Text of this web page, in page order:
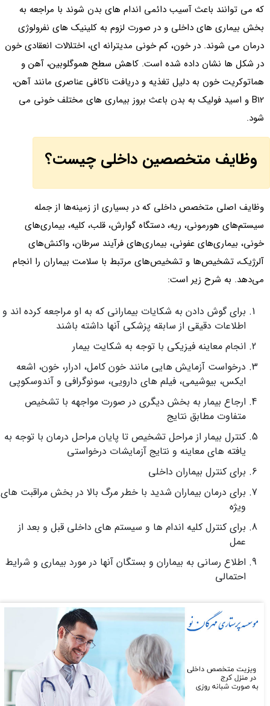
که می توانند باعث آسیب دائمی اندام های بدن شوند با مراجعه به
بخش بیماری های داخلی و در صورت لزوم به کلینیک های نفرولوژی
درمان می شوند. در خون، کم خونی مدیترانه ای، اختلالات انعقادی خون
در شکل ها نشان داده شده است. کاهش سطح هموگلوبین، آهن و
هماتوکریت خون به دلیل تغذیه و دریافت ناکافی عناصری مانند آهن،
B12 و اسید فولیک به بدن باعث بروز بیماری های مختلف خونی می
شود.
وظایف متخصصین داخلی چیست؟
وظایف اصلی متخصص داخلی که در بسیاری از زمینه‌ها از جمله
سیستم‌های هورمونی، ریه، دستگاه گوارش، قلب، کلیه، بیماری‌های
خونی، بیماری‌های عفونی، بیماری‌های فرآیند سرطان، واکنش‌های
آلرژیک، تشخیص‌ها و تشخیص‌های مرتبط با سلامت بیماران را انجام
می‌دهد. به شرح زیر است:
برای گوش دادن به شکایات بیمارانی که به او مراجعه کرده اند و
اطلاعات دقیقی از سابقه پزشکی آنها داشته باشند
انجام معاینه فیزیکی با توجه به شکایت بیمار
درخواست آزمایش هایی مانند خون کامل، ادرار، خون، اشعه
ایکس، بیوشیمی، فیلم های دارویی، سونوگرافی و آندوسکوپی
ارجاع بیمار به بخش دیگری در صورت مواجهه با تشخیص
متفاوت مطابق نتایج
کنترل بیمار از مراحل تشخیص تا پایان مراحل درمان با توجه به
یافته های معاینه و نتایج آزمایشات درخواستی
برای کنترل بیماران داخلی
برای درمان بیماران شدید با خطر مرگ بالا در بخش مراقبت های
ویژه
برای کنترل کلیه اندام ها و سیستم های داخلی قبل و بعد از
عمل
اطلاع رسانی به بیماران و بستگان آنها در مورد بیماری و شرایط
احتمالی